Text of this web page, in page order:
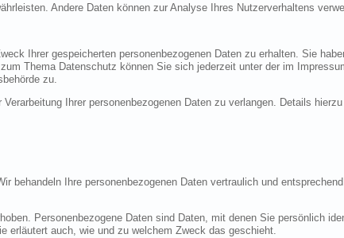
Andere Daten können zur Analyse Ihres Nutzerverhaltens
Ihrer gespeicherten personenbezogenen Daten zu erhalten. Sie
Thema Datenschutz können Sie sich jederzeit unter der im
zu.
Ihrer personenbezogenen Daten zu verlangen. Details
behandeln Ihre personenbezogenen Daten vertraulich und
Personenbezogene Daten sind Daten, mit denen Sie persönlich
erläutert auch, wie und zu welchem Zweck das geschieht.